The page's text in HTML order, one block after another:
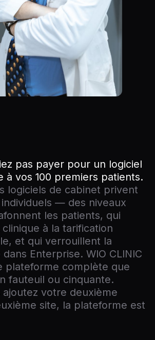
pas payer pour un logiciel
à vos 100 premiers patients.
logiciels de cabinet privent
— des niveaux
les patients, qui
à la tarification
et qui verrouillent la
Enterprise. WIO CLINIC
plateforme complète que
fauteuil ou cinquante.
ajoutez votre deuxième
site, la plateforme est